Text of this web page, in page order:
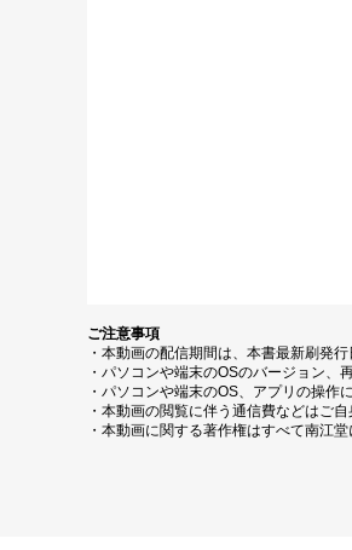
ご注意事項
・本動画の配信期間は、本書最新刷発
・パソコンや端末のOSのバージョン、
・パソコンや端末のOS、アプリの操作
・本動画の閲覧に伴う通信費などはご自
・本動画に関する著作権はすべて南江